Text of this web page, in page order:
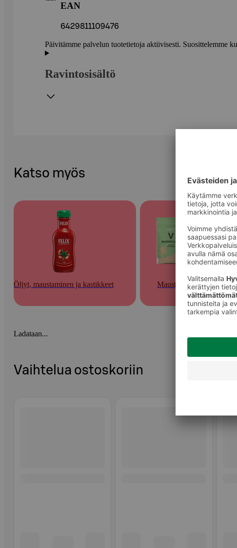
EAN
6429811109476
Päivitämme palvelun tuotetietoja aktiivisesti. Suosittelemme
Ravintosisältö
Katso myös
Öljyt, maustaminen ja kastikkeet Mausteet
Ladataan...
Vaihtelua ostoskoriin